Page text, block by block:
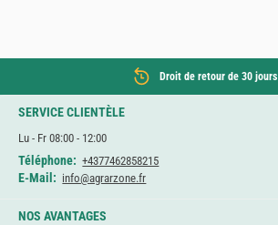
Droit de retour de 30 jours
SERVICE CLIENTÈLE
Lu - Fr 08:00 - 12:00
Téléphone: +4377462858215
E-Mail: info@agrarzone.fr
NOS AVANTAGES